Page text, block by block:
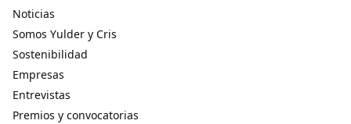
Noticias
Somos Yulder y Cris
Sostenibilidad
Empresas
Entrevistas
Premios y convocatorias